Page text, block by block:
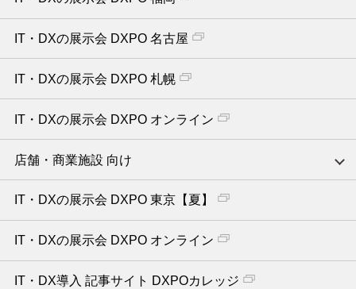
IT・DXの展示会 DXPO 名古屋
IT・DXの展示会 DXPO 札幌
IT・DXの展示会 DXPO オンライン
店舗・商業施設 向け
IT・DXの展示会 DXPO 東京【夏】
IT・DXの展示会 DXPO オンライン
IT・DX導入 記事サイト DXPOカレッジ